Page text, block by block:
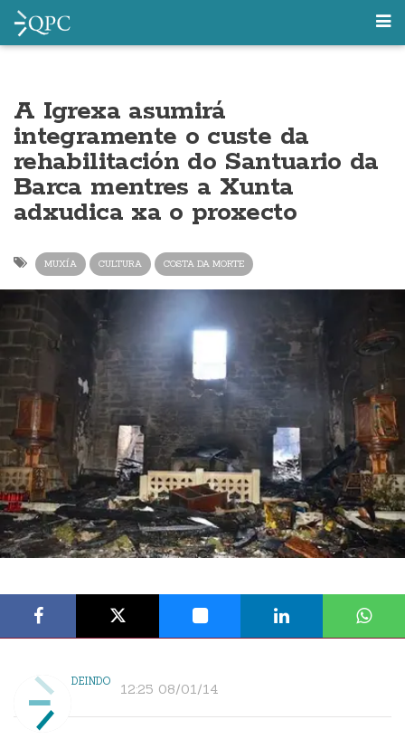
A Igrexa asumirá
integramente o custe da
rehabilitación do Santuario da
Barca mentres a Xunta
adxudica xa o proxecto
MUXÍA CULTURA COSTA DA MORTE
DEINDO 12:25 08/01/14